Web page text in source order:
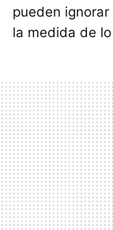
pueden
la medida de